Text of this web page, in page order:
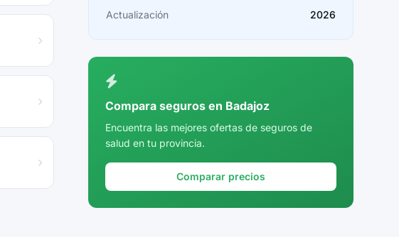
Castellón
Córdoba
Cuenca
Girona
Actualización
2026
Compara seguros en Badajoz
Encuentra las mejores ofertas de seguros de
salud en tu provincia.
Comparar precios